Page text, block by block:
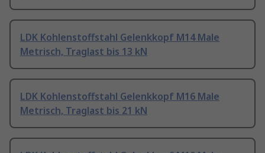
LDK Kohlenstoffstahl Gelenkkopf M14 Male
Metrisch, Traglast bis 13 kN
LDK Kohlenstoffstahl Gelenkkopf M16 Male
Metrisch, Traglast bis 21 kN